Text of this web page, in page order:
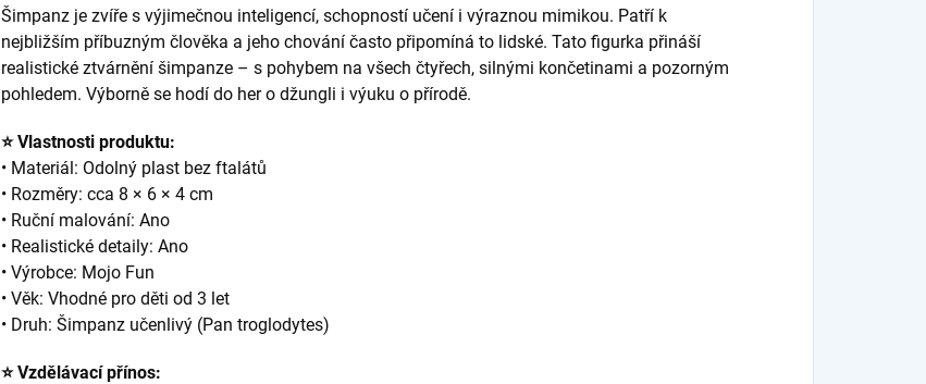
Šimpanz je zvíře s výjimečnou inteligencí, schopností učení i výraznou mimikou. Patří k
nejbližším příbuzným člověka a jeho chování často připomíná to lidské. Tato figurka přináší
realistické ztvárnění šimpanze – s pohybem na všech čtyřech, silnými končetinami a pozorným
pohledem. Výborně se hodí do her o džungli i výuku o přírodě.
⭐ Vlastnosti produktu:
• Materiál: Odolný plast bez ftalátů
• Rozměry: cca 8 × 6 × 4 cm
• Ruční malování: Ano
• Realistické detaily: Ano
• Výrobce: Mojo Fun
• Věk: Vhodné pro děti od 3 let
• Druh: Šimpanz učenlivý (Pan troglodytes)
⭐ Vzdělávací přínos: